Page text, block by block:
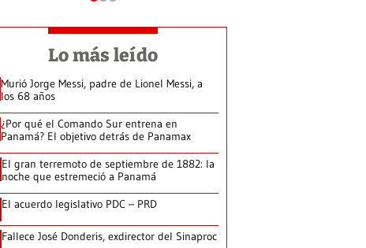
Lo más leído
Murió Jorge Messi, padre de Lionel Messi, a
los 68 años
¿Por qué el Comando Sur entrena en
Panamá? El objetivo detrás de Panamax
El gran terremoto de septiembre de 1882: la
noche que estremeció a Panamá
El acuerdo legislativo PDC – PRD
Fallece José Donderis, exdirector del Sinaproc